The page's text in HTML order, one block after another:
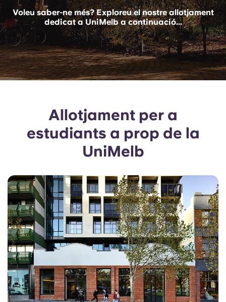
Català
Deutsch
Italian
Portuguese
Voleu saber-ne més? Exploreu el nostre allotjament
dedicat a UniMelb a continuació...
Allotjament per a
estudiants a prop de la
UniMelb